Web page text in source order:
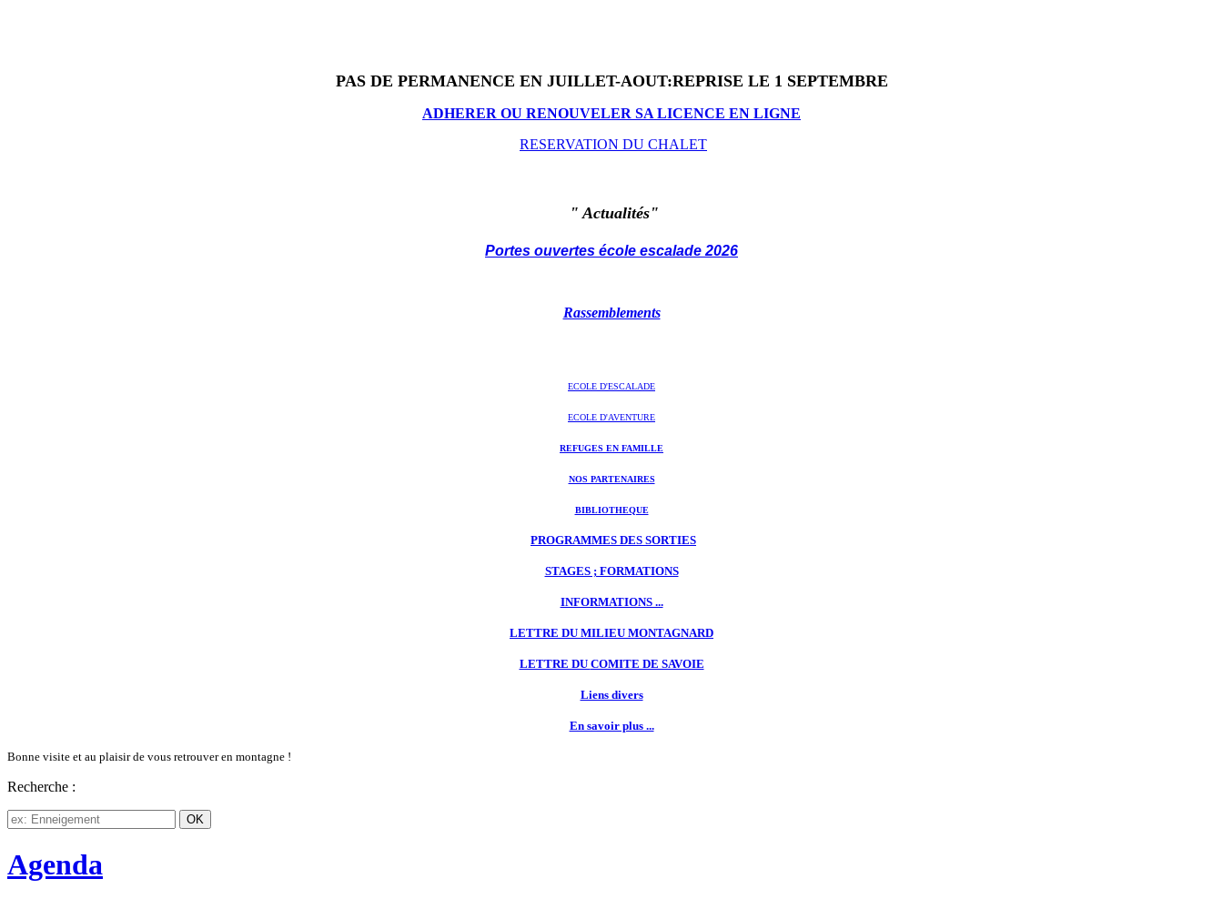
PAS DE PERMANENCE EN JUILLET-AOUT:REPRISE LE 1 SEPTEMBRE
ADHERER OU RENOUVELER SA LICENCE EN LIGNE
RESERVATION DU CHALET
" Actualités"
Portes ouvertes école escalade 2026
Rassemblements
ECOLE D'ESCALADE
ECOLE D'AVENTURE
REFUGES EN FAMILLE
NOS PARTENAIRES
BIBLIOTHEQUE
PROGRAMMES DES SORTIES
STAGES ; FORMATIONS
INFORMATIONS ...
LETTRE DU MILIEU MONTAGNARD
LETTRE DU COMITE DE SAVOIE
Liens divers
En savoir plus ...
Bonne visite et au plaisir de vous retrouver en montagne !
Recherche :
Agenda